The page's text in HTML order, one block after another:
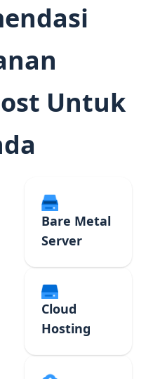
Untuk
Bare Metal
Server
Cloud
Hosting